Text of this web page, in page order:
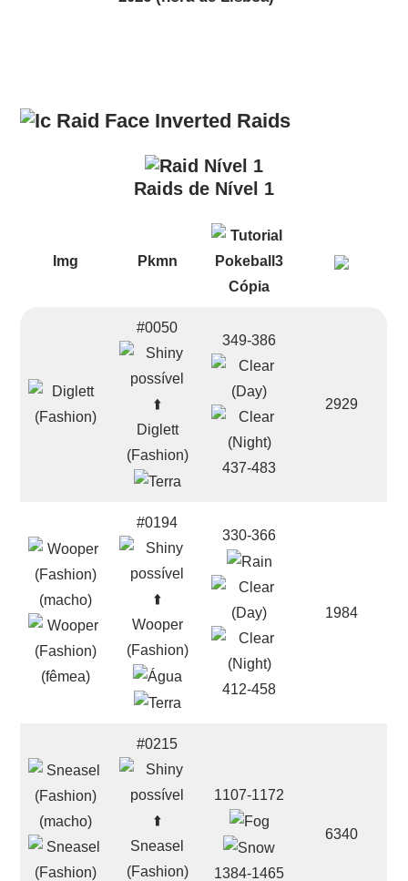
Raids
Raids de Nível 1
Img Pkmn
#0050
⬆️
Diglett
(Fashion)
349-386
437-483
2929
#0194
⬆️
Wooper
(Fashion)
330-366
412-458
1984
#0215
⬆️
Sneasel
(Fashion)
1107-1172
1384-1465
6340